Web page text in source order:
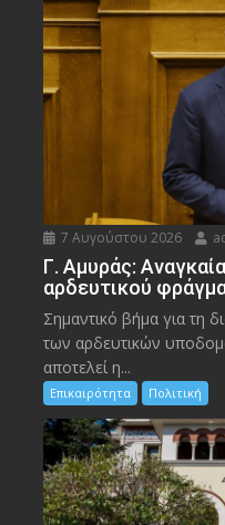
7 Αυγούστου 2026
Γ. Αμυράς:
αρδευτικού
Σημαντικό βήμα για τη
των αρδευτικών
αποτελεί η...
Επικαιρότητα Πολιτική